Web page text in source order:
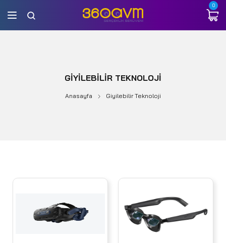
0
GIYILEBILIR TEKNOLOJI
Anasayfa Giyilebilir Teknoloji